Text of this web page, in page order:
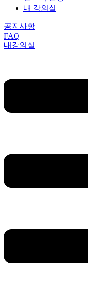
내 강의실
공지사항
FAQ
내강의실